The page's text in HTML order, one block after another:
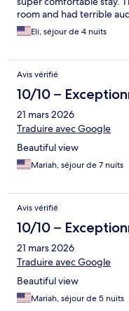
room and had terrible
Eli, séjour de 4 nuits
Avis vérifié
10/10 –
21 mars 2026
Traduire avec Google
Beautiful view
Mariah, séjour de 7 nuits
Avis vérifié
10/10 –
21 mars 2026
Traduire avec Google
Beautiful view
Mariah, séjour de 5 nuits